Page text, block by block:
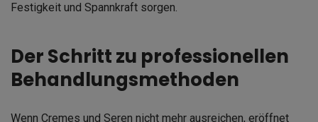
Festigkeit und Spannkraft sorgen.
Der Schritt zu professionellen
Behandlungsmethoden
Wenn Cremes und Seren nicht mehr ausreichen, eröffnet